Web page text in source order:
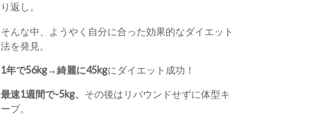
り返し。
そんな中、ようやく自分に合った効果的なダイエット
法を発見。
1年で56kg→綺麗に45kgにダイエット成功！
最速1週間で-5kg、 その後はリバウンドせずに体型キ
ープ。